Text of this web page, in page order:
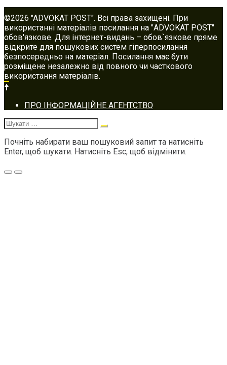
©2026 "ADVOKAT POST". Всі права захищені. При
використанні матеріалів посилання на "ADVOKAT POST"
обов'язкове. Для інтернет-видань – обов`язкове пряме
відкрите для пошукових систем гіперпосилання
безпосередньо на матеріал. Посилання має бути
розміщене незалежно від повного чи часткового
використання матеріалів.
Footer
navigation
ПРО ІНФОРМАЦІЙНЕ АГЕНТСТВО
Шукати:
Почніть набирати ваш пошуковий запит та натисніть
Enter, щоб шукати. Натисніть Esc, щоб відмінити.
Меню